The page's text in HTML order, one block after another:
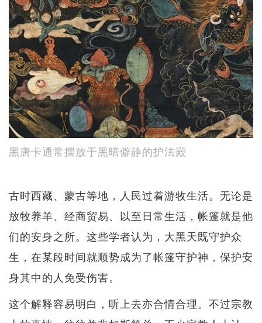
黑唐卡通常摆放于黑暗僻静的护法殿
古时西藏、蒙古等地，人民过着游牧生活。无论是
放牧养羊、经商贸易、以至日常生活，帐篷就是他
们的安身之所。这些学者认为，大黑天既守护众
生，在某段时间就顺势成为了帐篷守护神，保护安
身其中的人免受伤害。
这个解释容易明白，听上去亦合情合理。不过宗教